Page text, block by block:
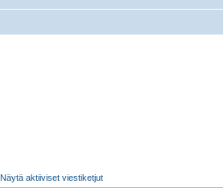
Näytä aktiiviset viestiketjut